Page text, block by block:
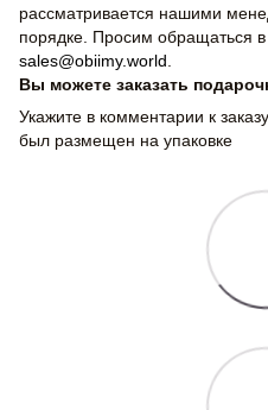
рассматривается нашими
порядке. Просим обращаться в
sales@obiimy.world
Вы можете заказать
Укажите в комментарии к
был размещен на упаковке